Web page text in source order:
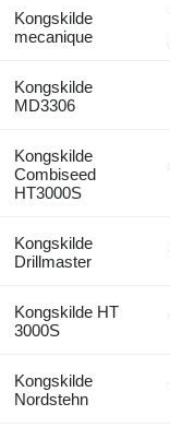
Kongskilde
mecanique
Kongskilde
MD3306
Kongskilde
Combiseed
HT3000S
Kongskilde
Drillmaster
Kongskilde HT
3000S
Kongskilde
Nordstehn